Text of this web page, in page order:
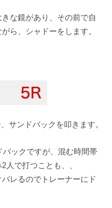
な鏡があり、その前で自
ら、シャドーをします。
サンドバックを叩きます。
ックですが、混む時間帯
人で打つことも、、
レるのでトレーナーにド